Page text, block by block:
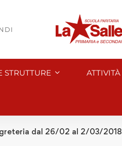
STRUTTURE ATTIVITÀ
dal 26/02 al 2/03/2018